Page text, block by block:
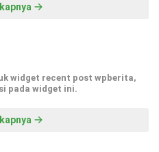
widget recent post wpberita,
pada widget ini.